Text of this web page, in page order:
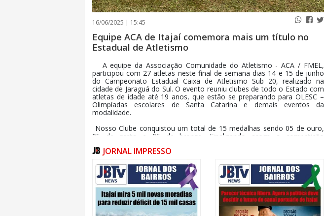
16/06/2025 | 15:45
Equipe ACA de Itajaí comemora mais um título no
Estadual de Atletismo
A equipe da Associação Comunidade do Atletismo - ACA / FMEL,
participou com 27 atletas neste final de semana dias 14 e 15 de junho
do Campeonato Estadual Caixa de Atletismo Sub 20, realizado na
cidade de Jaraguá do Sul. O evento reuniu clubes de todo o Estado com
atletas de idade até 19 anos, que estão se preparando para OLESC –
Olimpíadas escolares de Santa Catarina e demais eventos da
modalidade.
Nosso Clube conquistou um total de 15 medalhas sendo 05 de ouro,
05 de prata e 05 de bronze, Finalizando assim a competição
a Terceira colocação Geral no naipe feminino fazendo bonito mesmo
Como destaques tivemos os atletas: José Alexander Fernandes Arreaza,
Mateus Ribeiro Pereira dos Santos, Bernardo Linck Reichel Mafra,
sendo todos campeões em suas respectivas provas disputadas, além
da atleta Rafaella Soares Dognini vencedora dos 100 metros e 200
metros.
JORNAL IMPRESSO